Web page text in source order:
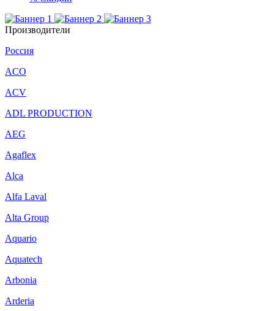
Производители
Россия
ACO
ACV
ADL PRODUCTION
AEG
Agaflex
Alca
Alfa Laval
Alta Group
Aquario
Aquatech
Arbonia
Arderia